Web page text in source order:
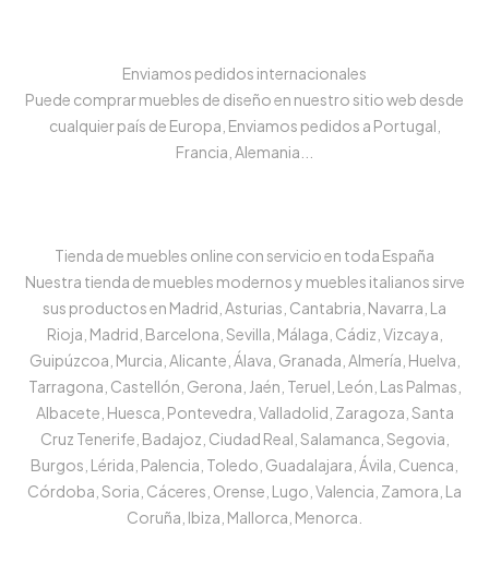
Enviamos pedidos internacionales
Puede comprar muebles de diseño en nuestro sitio web desde
cualquier país de Europa, Enviamos pedidos a Portugal,
Francia, Alemania...
Tienda de muebles online con servicio en toda España
Nuestra tienda de muebles modernos y muebles italianos sirve
sus productos en Madrid, Asturias, Cantabria, Navarra, La
Rioja, Madrid, Barcelona, Sevilla, Málaga, Cádiz, Vizcaya,
Guipúzcoa, Murcia, Alicante, Álava, Granada, Almería, Huelva,
Tarragona, Castellón, Gerona, Jaén, Teruel, León, Las Palmas,
Albacete, Huesca, Pontevedra, Valladolid, Zaragoza, Santa
Cruz Tenerife, Badajoz, Ciudad Real, Salamanca, Segovia,
Burgos, Lérida, Palencia, Toledo, Guadalajara, Ávila, Cuenca,
Córdoba, Soria, Cáceres, Orense, Lugo, Valencia, Zamora, La
Coruña, Ibiza, Mallorca, Menorca.